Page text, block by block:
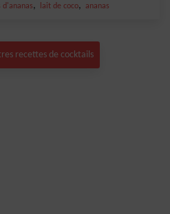
d'ananas, lait de coco, ananas
recettes de cocktails